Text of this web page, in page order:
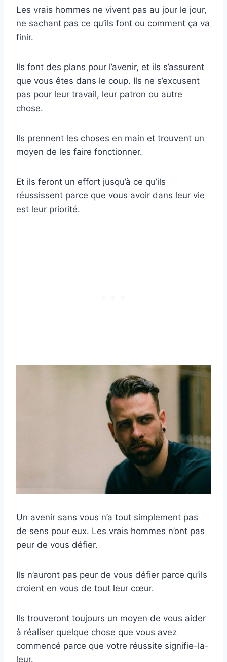
Les vrais hommes ne vivent pas au jour le jour,
ne sachant pas ce qu’ils font ou comment ça va
finir.
Ils font des plans pour l’avenir, et ils s’assurent
que vous êtes dans le coup. Ils ne s’excusent
pas pour leur travail, leur patron ou autre
chose.
Ils prennent les choses en main et trouvent un
moyen de les faire fonctionner.
Et ils feront un effort jusqu’à ce qu’ils
réussissent parce que vous avoir dans leur vie
est leur priorité.
Un avenir sans vous n’a tout simplement pas
de sens pour eux. Les vrais hommes n’ont pas
peur de vous défier.
Ils n’auront pas peur de vous défier parce qu’ils
croient en vous de tout leur cœur.
Ils trouveront toujours un moyen de vous aider
à réaliser quelque chose que vous avez
commencé parce que votre réussite signifie-la-
leur.